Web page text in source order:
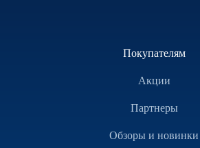
Покупателям
Акции
Партнеры
Обзоры и новинки